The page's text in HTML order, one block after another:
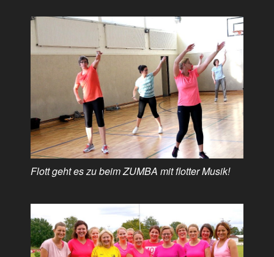
Flott geht es zu beim ZUMBA mit flotter Musik!